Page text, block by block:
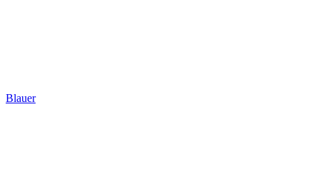
Blauer